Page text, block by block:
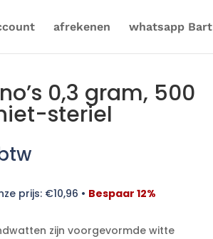
afrekenen whatsapp Bart
0,3 gram, 500
steriel
prijs: €10,96 • Bespaar 12%
zijn voorgevormde witte